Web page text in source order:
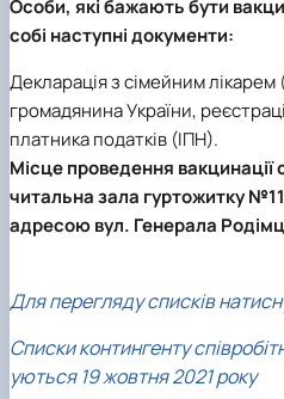
Особи, які бажають бути
собі наступні документи:
Декларація з сімейним
громадянина України,
платника податків (ІПН).
Місце проведення вакцинації
читальна зала гуртожитку
адресою вул. Генерала
Для перегляду списків
Списки контингенту
уються 19 жовтня 2021 року